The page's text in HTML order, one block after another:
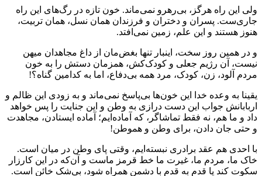
ولی این راه هرگز، بی‌رهرو نمی‌ماند. خون تازه در رگ‌های این راه
جاری‌ست. پسران و دختران و فرزندان همان نسل، همان تربیت،
هنوز هستند و این علم، زمین نمی‌افتد.
و در همین روز سخت، اینبار تنها بغض‌مان از داغ مجاهدان میهن
نیست، آن رژیم جعلی و کودک‌کش، همزمان دستش را به خون
مردم آلود، زن، کودک، مرد همه بی‌دفاع، اما به کدامین گناه؟!
یقینا به وعده خدا این خون‌ها بی‌پاسخ نمی‌ماند و به زودی این ظالم و
اربابانش جواب این دست درازی به وطن و این جنایت را پس خواهد
داد و ما هم، نه فقط تماشاگر، که آماده‌ایم؛ آماده‌ ایستادن، مجاهدت
و حتی جان دادن، برای وطن و هموطن!
با احدی هم عقد برادری نبسته‌ایم، وقتی پای وطن در میان است.
خاک ما، مردم ما، غیرت ما خط قرمز ماست و آن‌که در این کارزار
سکوت کند یا قدم به قدم با دشمن همراه شود، بی‌شک خائن است.